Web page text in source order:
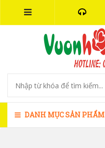
DANH MỤC SẢN PHẨM